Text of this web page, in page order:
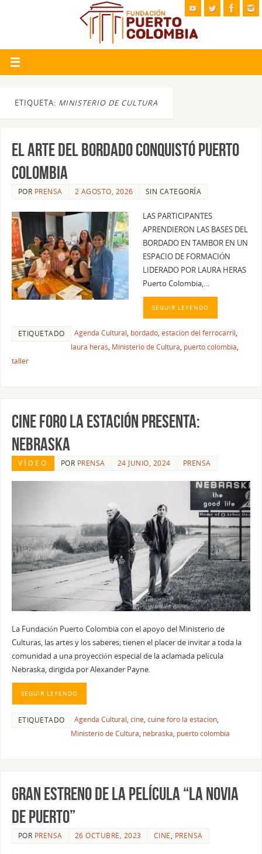
ETIQUETA: MINISTERIO DE CULTURA
El arte del bordado conquistó Puerto
Colombia
POR PRENSA 2 AGOSTO, 2026 SIN CATEGORÍA
LAS PARTICIPANTES
APRENDIERON LAS BASES DEL
BORDADO EN TAMBOR EN UN
ESPACIO DE FORMACIÓN
LIDERADO POR LAURA HERAS
Puerto Colombia,…
SEGUIR LEYENDO
ETIQUETADO Agenda Cultural, bordado, estacion del ferrocarril,
laura heras, Ministerio de Cultura, puerto colombia,
taller
CINE FORO LA ESTACIÓN PRESENTA:
NEBRASKA
VÍDEO POR PRENSA 24 JUNIO, 2024 PRENSA
La Fundación Puerto Colombia con el apoyo del Ministerio de
Culturas, las artes y los saberes; tienen el placer de invitar a toda la
comunidad a una proyección especial de la aclamada película
Nebraska, dirigida por Alexander Payne.
SEGUIR LEYENDO
ETIQUETADO Agenda Cultural, cine, cuine foro la estacion,
Ministerio de Cultura, nebraska, puerto colombia
GRAN ESTRENO DE LA PELÍCULA “LA NOVIA
DE PUERTO”
POR PRENSA 26 OCTUBRE, 2023 CINE, PRENSA